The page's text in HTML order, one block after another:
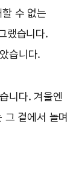
수 없는
랬습니다.
습니다.
니다. 겨울엔
곁에서 놀며